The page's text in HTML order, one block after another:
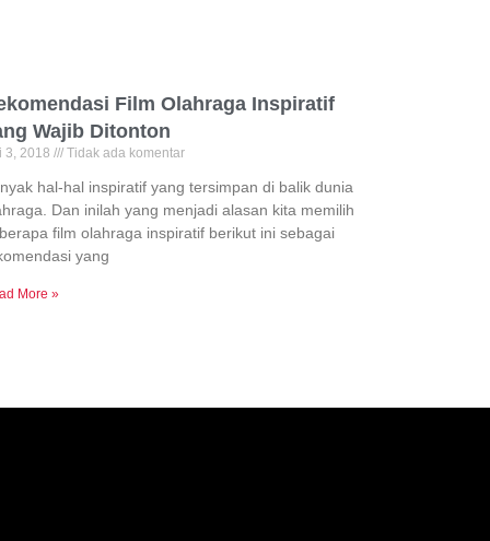
Film Olahraga Inspiratif
Wajib Ditonton
3, 2018 Tidak ada komentar
hal-hal inspiratif yang tersimpan di balik dunia
Dan inilah yang menjadi alasan kita memilih
film olahraga inspiratif berikut ini sebagai
yang
More »